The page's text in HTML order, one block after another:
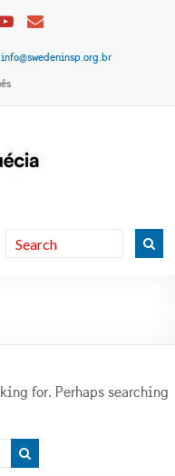
info@swedeninsp.org.br
for. Perhaps searching